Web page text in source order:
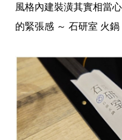
風格內建裝潢其實相當
的緊張感 ～ 石研室 火鍋